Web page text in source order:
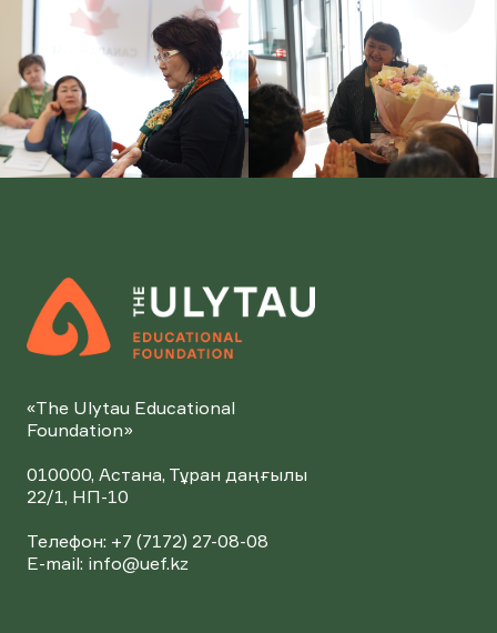
«The Ulytau Educational
Foundation»
010000, Астана, Тұран даңғылы
22/1, НП-10
Телефон: +7 (7172) 27-08-08
Е-mail: info@uef.kz